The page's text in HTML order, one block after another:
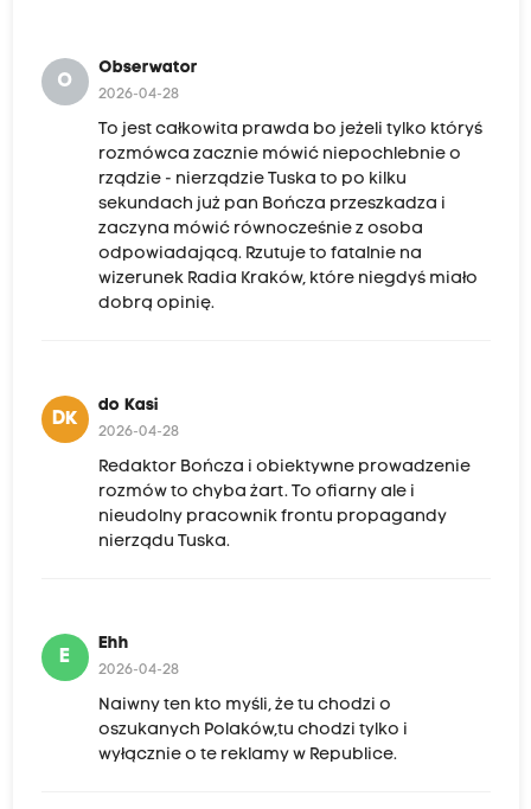
O
Obserwator
2026-04-28
To jest całkowita prawda bo jeżeli tylko któryś
rozmówca zacznie mówić niepochlebnie o
rządzie - nierządzie Tuska to po kilku
sekundach już pan Bończa przeszkadza i
zaczyna mówić równocześnie z osoba
odpowiadającą. Rzutuje to fatalnie na
wizerunek Radia Kraków, które niegdyś miało
dobrą opinię.
DK
do Kasi
2026-04-28
Redaktor Bończa i obiektywne prowadzenie
rozmów to chyba żart. To ofiarny ale i
nieudolny pracownik frontu propagandy
nierządu Tuska.
E
Ehh
2026-04-28
Naiwny ten kto myśli, że tu chodzi o
oszukanych Polaków,tu chodzi tylko i
wyłącznie o te reklamy w Republice.